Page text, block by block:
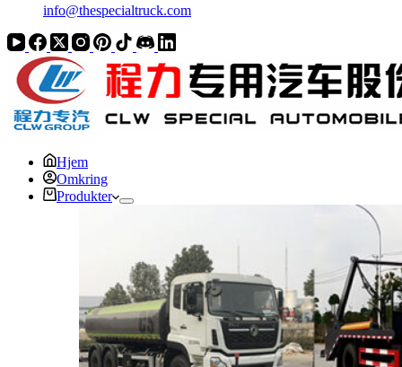
info@thespecialtruck.com
Hjem
Omkring
Produkter